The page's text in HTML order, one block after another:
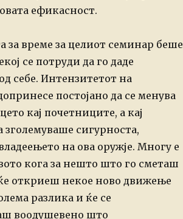
ефикасност.
за време за целиот семинар беше
се потруди да го даде
себе. Интензитетот на
постојано да се менува
кај почетниците, а кај
зголемуваше сигурноста,
на ова оружје. Многу е
кога за нешто што го сметаш
откриеш некое ново движење
разлика и ќе се
воодушевено што